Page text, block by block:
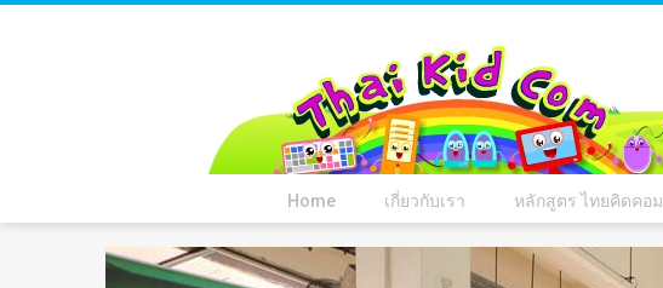
Home เกี่ยวกับเรา หลักสูตร ไทยคิดคอม